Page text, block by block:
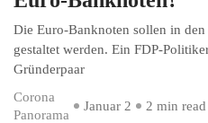
Die Euro-Banknoten sollen in den
gestaltet werden. Ein FDP-
Gründerpaar
Corona
Panorama
Januar 2 2 min read